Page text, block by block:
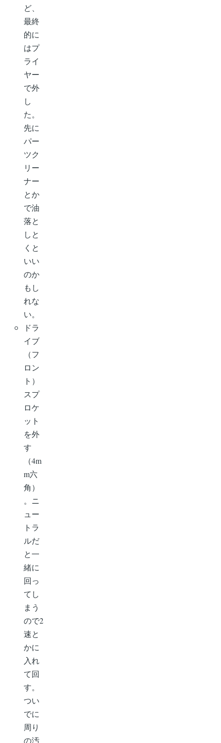
ど、
最終
的に
はプ
ライ
ヤー
で外
し
た。
先に
パー
ツク
リー
ナー
とか
で油
落と
しと
くと
いい
のか
もし
れな
い。
ドラ
イブ
（フ
ロン
ト）
スプ
ロケ
ット
を外
す
（4m
m六
角）
。ニ
ュー
トラ
ルだ
と一
緒に
回っ
てし
まう
ので2
速と
かに
入れ
て回
す。
つい
でに
周り
の汚